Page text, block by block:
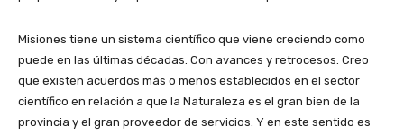
Misiones tiene un sistema científico que viene creciendo como
puede en las últimas décadas. Con avances y retrocesos. Creo
que existen acuerdos más o menos establecidos en el sector
científico en relación a que la Naturaleza es el gran bien de la
provincia y el gran proveedor de servicios. Y en este sentido es